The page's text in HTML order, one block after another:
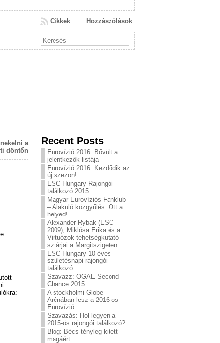
Hozzászólások
Cikkek
a
döntőn
Recent Posts
Eurovízió 2016: Bővült a
jelentkezők listája
Eurovízió 2016: Kezdődik az
új szezon!
ESC Hungary Rajongói
találkozó 2015
Magyar Eurovíziós Fanklub
– Alakuló közgyűlés: Ott a
helyed!
Alexander Rybak (ESC
2009), Miklósa Erika és a
Virtuózok tehetségkutató
sztárjai a Margitszigeten
ESC Hungary 10 éves
születésnapi rajongói
találkozó
Szavazz: OGAE Second
Chance 2015
A stockholmi Globe
Arénában lesz a 2016-os
Eurovízió
Szavazás: Hol legyen a
2015-ös rajongói találkozó?
Blog: Bécs tényleg kitett
magáért